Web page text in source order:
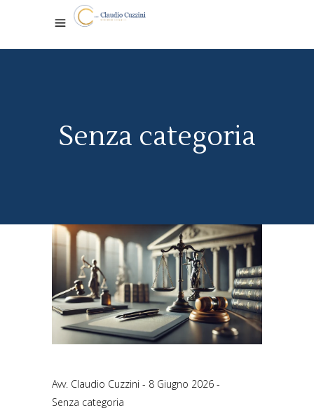
Senza categoria
Avv. Claudio Cuzzini
8 Giugno 2026
Senza categoria